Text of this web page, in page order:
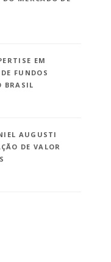
EM
FUNDOS
BRASIL
AUGUSTI
DE VALOR